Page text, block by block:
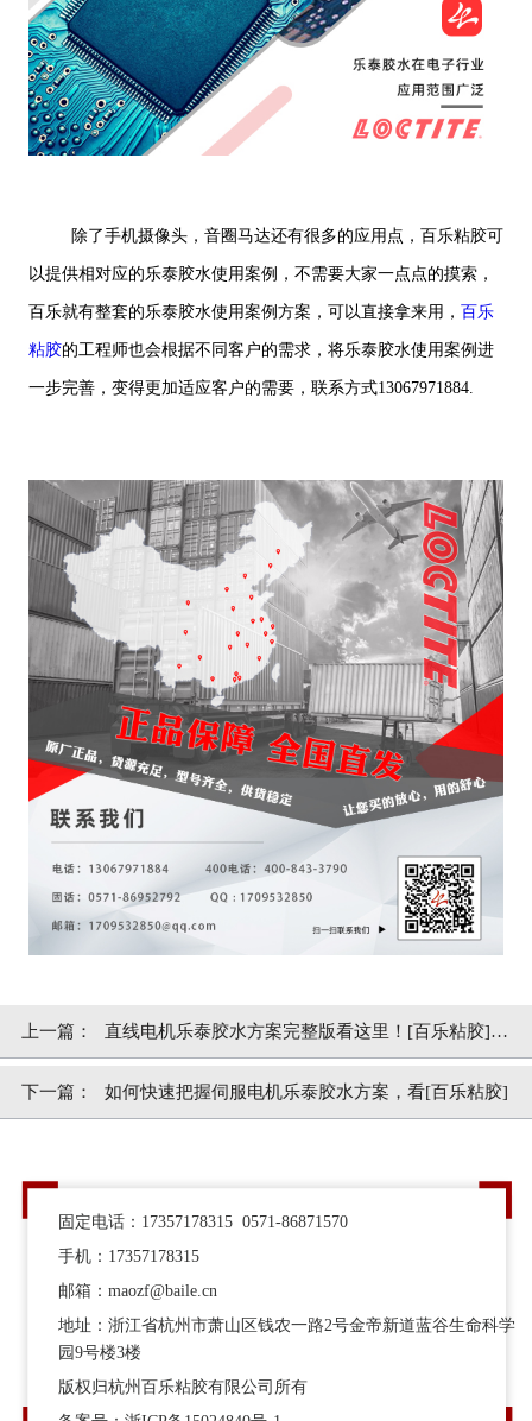
除了手机摄像头，音圈马达还有很多的应用点，百乐粘胶可
以提供相对应的乐泰胶水使用案例，不需要大家一点点的摸索，
百乐就有整套的乐泰胶水使用案例方案，可以直接拿来用， 百乐
粘胶的工程师也会根据不同客户的需求，将乐泰胶水使用案例进
一步完善，变得更加适应客户的需要，联系方式13067971884.
上一篇： 直线电机乐泰胶水方案完整版看这里！[百乐粘胶]专
业定制
下一篇： ​如何快速把握伺服电机乐泰胶水方案，看[百乐粘胶]
固定电话：17357178315 0571-86871570
手机：17357178315
邮箱：maozf@baile.cn
地址：浙江省杭州市萧山区钱农一路2号金帝新道蓝谷生命科学
园9号楼3楼
版权归杭州百乐粘胶有限公司所有